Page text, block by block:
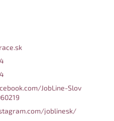
JobLine-Slov
joblinesk/